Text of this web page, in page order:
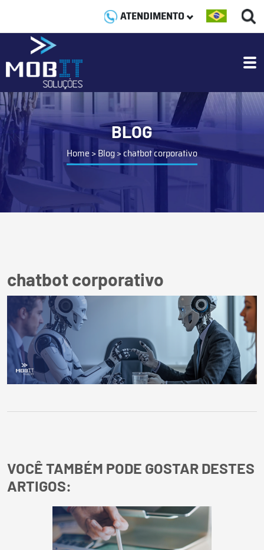
ATENDIMENTO
BLOG
Home >Blog>chatbot corporativo
chatbot corporativo
VOCÊ TAMBÉM PODE GOSTAR DESTES
ARTIGOS: